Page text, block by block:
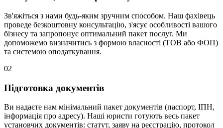
Зв'яжіться з нами будь-яким зручним способом. Наш фахівець
проведе безкоштовну консультацію, з'ясує особливості вашого
бізнесу та запропонує оптимальний пакет послуг. Ми
допоможемо визначитись з формою власності (ТОВ або ФОП)
та системою оподаткування.
02
Підготовка документів
Ви надаєте нам мінімальний пакет документів (паспорт, ІПН,
інформація про адресу). Наші юристи готують весь пакет
установчих документів: статут, заяву на реєстрацію, протокол